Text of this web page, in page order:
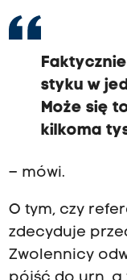
styku w
Może się
kilkoma
– mówi.
O tym, czy
zdecyduje
Zwolennicy